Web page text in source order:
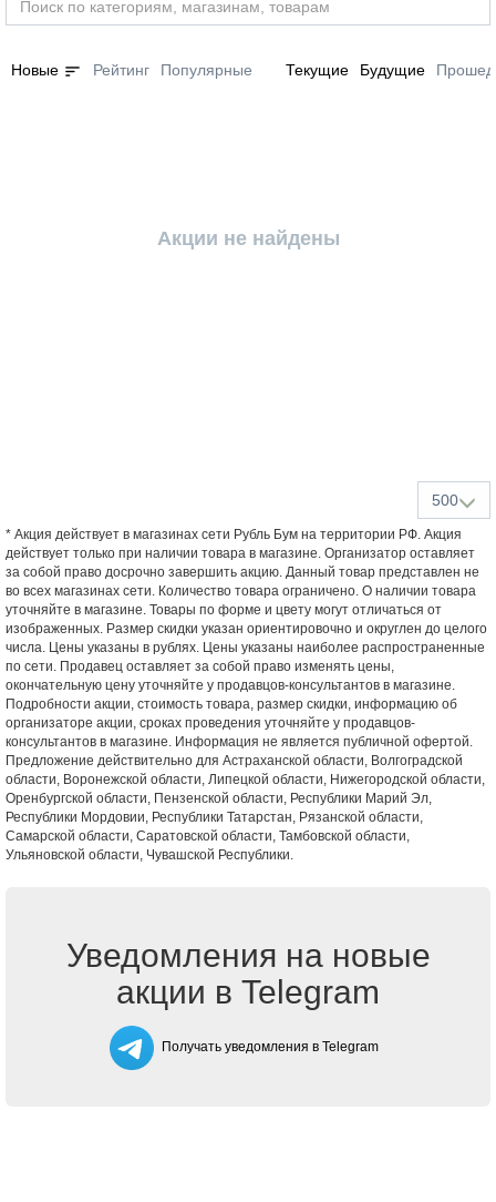
Новые sort Рейтинг Популярные Текущие Будущие
Акции не найдены
500
* Акция действует в магазинах сети Рубль Бум на территории РФ. Акция
действует только при наличии товара в магазине. Организатор оставляет
за собой право досрочно завершить акцию. Данный товар представлен не
во всех магазинах сети. Количество товара ограничено. О наличии товара
уточняйте в магазине. Товары по форме и цвету могут отличаться от
изображенных. Размер скидки указан ориентировочно и округлен до целого
числа. Цены указаны в рублях. Цены указаны наиболее распространенные
по сети. Продавец оставляет за собой право изменять цены,
окончательную цену уточняйте у продавцов-консультантов в магазине.
Подробности акции, стоимость товара, размер скидки, информацию об
организаторе акции, сроках проведения уточняйте у продавцов-
консультантов в магазине. Информация не является публичной офертой.
Предложение действительно для Астраханской области, Волгоградской
области, Воронежской области, Липецкой области, Нижегородской области,
Оренбургской области, Пензенской области, Республики Марий Эл,
Республики Мордовии, Республики Татарстан, Рязанской области,
Самарской области, Саратовской области, Тамбовской области,
Ульяновской области, Чувашской Республики.
Уведомления на новые
акции в Telegram
Получать уведомления в Telegram